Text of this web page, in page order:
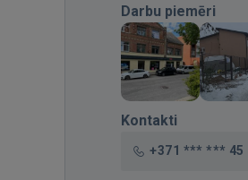
Darbu piemēri
Kontakti
+371 *** *** 45